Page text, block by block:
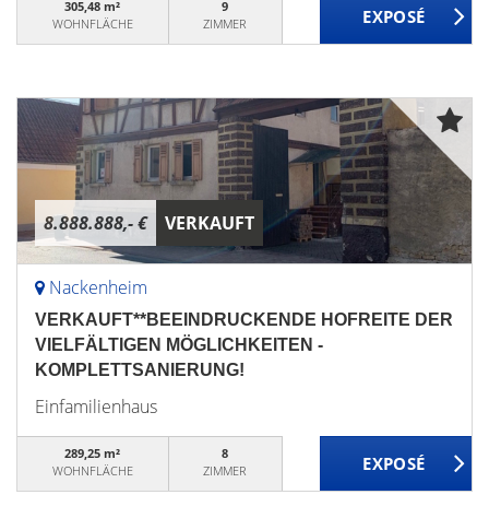
305,48 m²
WOHNFLÄCHE
9
ZIMMER
8.888.888,- € VERKAUFT
Nackenheim
VERKAUFT**BEEINDRUCKENDE HOFREITE DER
VIELFÄLTIGEN MÖGLICHKEITEN -
KOMPLETTSANIERUNG!
Einfamilienhaus
289,25 m²
WOHNFLÄCHE
8
ZIMMER